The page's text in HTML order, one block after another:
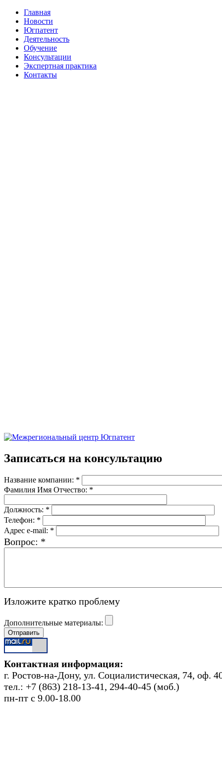
Главная
Новости
Югпатент
Деятельность
Обучение
Консультации
Экспертная практика
Контакты
Записаться на консультацию
Название компании: *
Фамилия Имя Отчество: *
Должность: *
Телефон: *
Адрес e-mail: *
Вопрос: *
Изложите кратко проблему
Дополнительные материалы:
Контактная информация:
г. Ростов-на-Дону, ул. Социалистическая, 74, оф.
тел.: +7 (863) 218-13-41, 294-40-45 (моб.)
пн-пт с 9.00-18.00